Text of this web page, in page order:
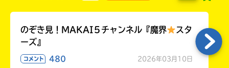
のぞき見！MAKAI５チャンネル『魔界
スタ
ーズ』
コメント 480 2026年03月10日